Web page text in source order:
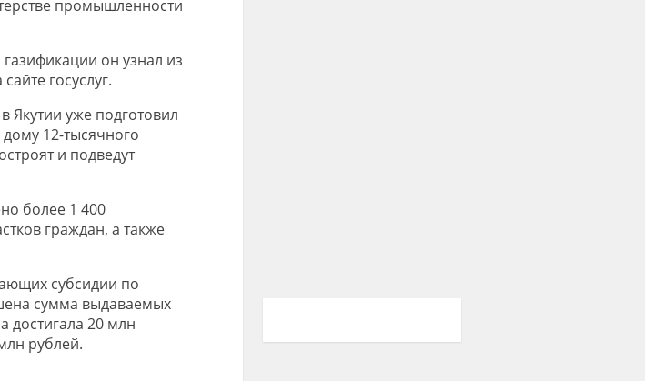
промышленности
он узнал из
госуслуг.
Якутии уже подготовил
12-тысячного
и подведут
более 1 400
граждан, а также
субсидии по
сумма выдаваемых
достигала 20 млн
рублей.